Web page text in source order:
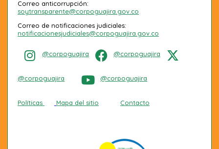
Correo anticorrupción:
soytransparente@corpoguajira.gov.co
Correo de notificaciones judiciales:
notificacionesjudiciales@corpoguajira.gov.co
@corpoguajira @corpoguajira
@corpoguajira @corpoguajira
Políticas Mapa del sitio Contacto